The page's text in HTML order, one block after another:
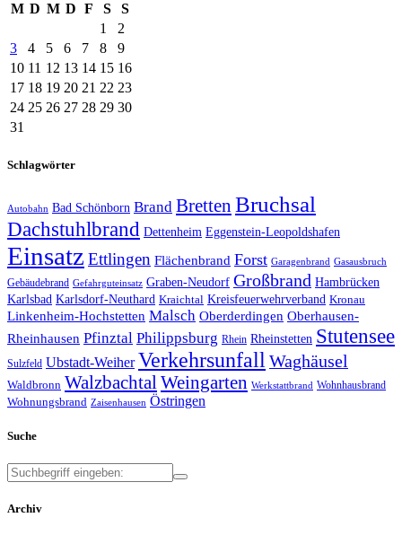
M D M D F S
S
1
2
3
4 5 6 7 8
9
10 11 12 13 14 15 16
17 18 19 20 21 22 23
24 25 26 27 28 29 30
31
Schlagwörter
Autobahn Bad Schönborn Brand Bretten Bruchsal
Dachstuhlbrand Dettenheim Eggenstein-Leopoldshafen
Einsatz Ettlingen Flächenbrand Forst Garagenbrand Gasausbruch
Gebäudebrand Gefahrguteinsatz Graben-Neudorf Großbrand Hambrücken
Karlsbad Karlsdorf-Neuthard Kraichtal Kreisfeuerwehrverband Kronau
Linkenheim-Hochstetten Malsch Oberderdingen Oberhausen-
Rheinhausen Pfinztal Philippsburg Rhein Rheinstetten Stutensee
Sulzfeld Ubstadt-Weiher Verkehrsunfall Waghäusel
Waldbronn Walzbachtal Weingarten Werkstattbrand Wohnhausbrand
Wohnungsbrand Zaisenhausen Östringen
Suche
Archiv